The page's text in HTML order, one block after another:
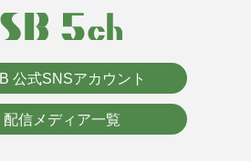
公式SNSアカウント
配信メディア一覧